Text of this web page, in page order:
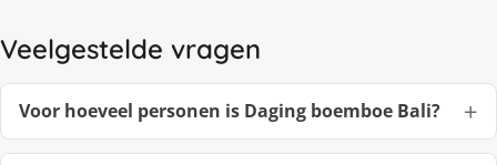
Veelgestelde vragen
Voor hoeveel personen is Daging boemboe Bali?